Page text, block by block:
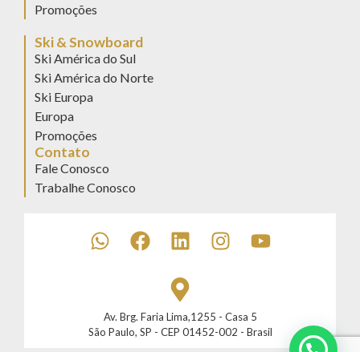
Promoções
Ski & Snowboard
Ski América do Sul
Ski América do Norte
Ski Europa
Europa
Promoções
Contato
Fale Conosco
Trabalhe Conosco
Av. Brg. Faria Lima,1255 - Casa 5
São Paulo, SP - CEP 01452-002 - Brasil